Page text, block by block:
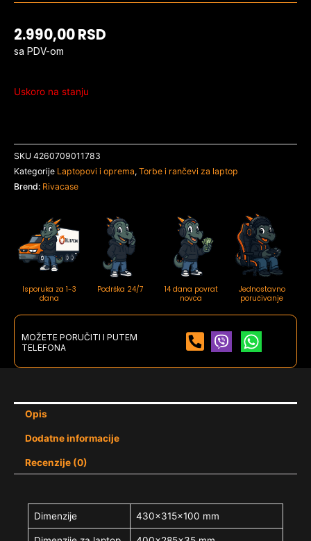
2.990,00RSD
sa PDV-om
Uskoro na stanju
SKU 4260709011783
Kategorije Laptopovi i oprema, Torbe i rančevi za laptop
Brend: Rivacase
Isporuka za 1-3
dana
Podrška 24/7
14 dana povrat
novca
Jednostavno
poručivanje
MOŽETE PORUČITI I PUTEM
TELEFONA
Opis
Dodatne informacije
Recenzije (0)
Dimenzije 430x315x100 mm